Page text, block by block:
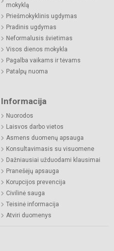
mokyklą
Priešmokyklinis ugdymas
Pradinis ugdymas
Neformalusis švietimas
Visos dienos mokykla
Pagalba vaikams ir tėvams
Patalpų nuoma
Informacija
Nuorodos
Laisvos darbo vietos
Asmens duomenų apsauga
Konsultavimasis su visuomene
Dažniausiai užduodami klausimai
Pranešėjų apsauga
Korupcijos prevencija
Civilinė sauga
Teisinė informacija
Atviri duomenys